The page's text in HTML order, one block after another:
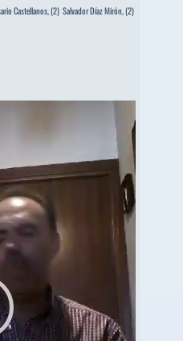
Castellanos, (2) Salvador Díaz Mirón, (2)